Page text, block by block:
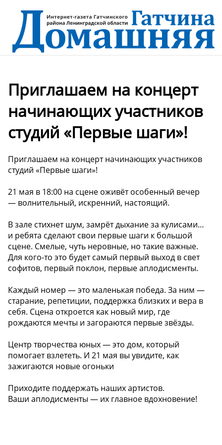
Приглашаем на концерт
начинающих участников
студий «Первые шаги»!
Приглашаем на концерт начинающих участников
студий «Первые шаги»!
21 мая в 18:00 на сцене оживёт особенный вечер
— волнительный, искренний, настоящий.
В зале стихнет шум, замрёт дыхание за кулисами…
и ребята сделают свои первые шаги к большой
сцене. Смелые, чуть неровные, но такие важные.
Для кого-то это будет самый первый выход в свет
софитов, первый поклон, первые аплодисменты.
Каждый номер — это маленькая победа. За ним —
старание, репетиции, поддержка близких и вера в
себя. Сцена откроется как новый мир, где
рождаются мечты и загораются первые звёзды.
Центр творчества юных — это дом, который
помогает взлететь. И 21 мая вы увидите, как
зажигаются новые огоньки
Приходите поддержать наших артистов.
Ваши аплодисменты — их главное вдохновение!